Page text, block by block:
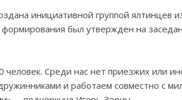
инициативной группой ялтинцев
был утвержден на
человек. Среди нас нет приезжих или
и работаем совместно с